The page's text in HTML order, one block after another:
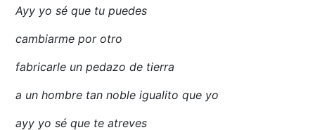
Ayy yo sé que tu puedes
cambiarme por otro
fabricarle un pedazo de tierra
a un hombre tan noble igualito que yo
ayy yo sé que te atreves